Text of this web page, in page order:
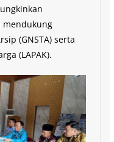
mendukung
(GNSTA) serta
(LAPAK).